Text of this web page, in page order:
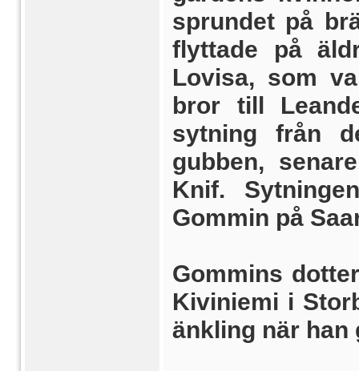
sprundet på
flyttade på
Lovisa, som
bror till
sytning från
gubben,
Knif.
Gommin på
Gommins
Kiviniemi i
änkling när han